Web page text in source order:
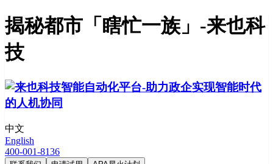
揭秘都市「瞎忙一族」-来也科
技
中文
English
400-001-8136